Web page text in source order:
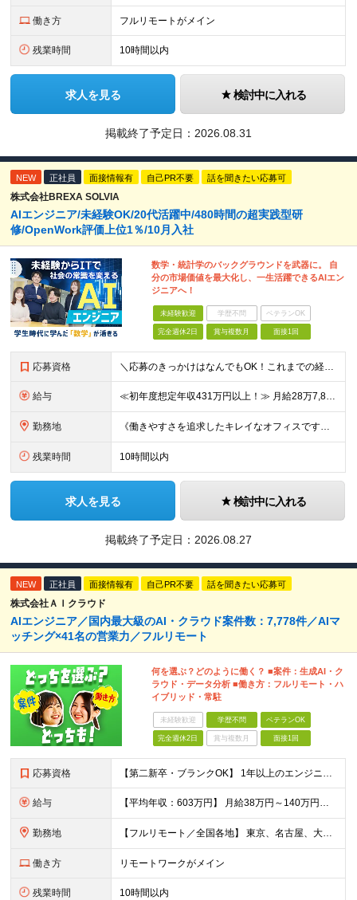
働き方 フルリモートがメイン
残業時間 10時間以内
求人を見る 検討中に入れる
掲載終了予定日： 2026.08.31
NEW 正社員 面接情報有 自己PR不要 話を聞きたい応募可
株式会社BREXA SOLVIA
AIエンジニア/未経験OK/20代活躍中/480時間の超実践型研
修/OpenWork評価上位1％/10月入社
数学・統計学のバックグラウンドを武器に。 自
分の市場価値を最大化し、一生活躍できるAIエン
ジニアへ！
未経験歓迎 学歴不問 ベテランOK
完全週休2日 賞与複数月 面接1回
応募資格 ＼応募のきっかけはなんでもOK！これまでの経験よりも「ITに興味がある」「前職の経験を活かしてキャリアチェンジしたい」という気持ちを重視しています／ ◆年齢30歳まで（若年層の長期キャリア形成のため
給与 ≪初年度想定年収431万円以上！≫ 月給28万7,825円～＋賞与年2回 ※上記金額には月20時間分(3万8,900円～)の見込み残業代を含み、超過した分は別途全額支給します。 ※経験やスキルを考慮
勤務地 《働きやすさを追求したキレイなオフィスです！》 【本社】 東京都新宿区新宿4-3-25 TOKYU REIT新宿ビル8F 【ラーニングセンター】 東京都渋谷区千駄ヶ谷5-32-10 南新宿SKビル6
残業時間 10時間以内
求人を見る 検討中に入れる
掲載終了予定日： 2026.08.27
NEW 正社員 面接情報有 自己PR不要 話を聞きたい応募可
株式会社ＡＩクラウド
AIエンジニア／国内最大級のAI・クラウド案件数：7,778件／AIマ
ッチング×41名の営業力／フルリモート
何を選ぶ？どのように働く？ ■案件：生成AI・ク
ラウド・データ分析 ■働き方：フルリモート・ハ
イブリッド・常駐
未経験歓迎 学歴不問 ベテランOK
完全週休2日 賞与複数月 面接1回
応募資格 【第二新卒・ブランクOK】 1年以上のエンジニア経験がある方(開発・インフラ・工程・言語一切不問） 文理・学歴不問 【三上さんの事例】 転職前 AWS案件を希望していましたが、資格や評価軸が不明確で
給与 【平均年収：603万円】 月給38万円～140万円＋諸手当（経験者） 【平均年収603万円】 ※案件の契約内容や昇給額などはすべて開示します。 ※経験や能力を考慮し決定します。 ※月給には固定残業
勤務地 【フルリモート／全国各地】 東京、名古屋、大阪、福岡を中心とした全国のプロジェクトにアサイン。 ※プロジェクトは完全選択制です。 ※フルリモート、ハイブリッド型、常駐案件から自由に選択可能です。 ※転
働き方 リモートワークがメイン
残業時間 10時間以内